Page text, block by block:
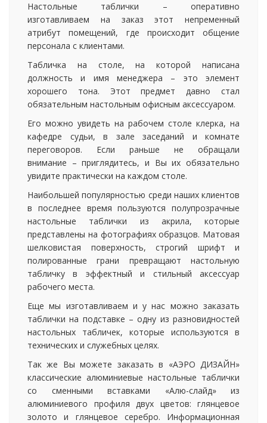
Настольные таблички – оперативно
изготавливаем на заказ этот непременный
атрибут помещений, где происходит общение
персонала с клиентами.
Табличка на столе, на которой написана
должность и имя менеджера – это элемент
хорошего тона. Этот предмет давно стал
обязательным настольным офисным аксессуаром.
Его можно увидеть на рабочем столе клерка, на
кафедре судьи, в зале заседаний и комнате
переговоров. Если раньше не обращали
внимание – приглядитесь, и Вы их обязательно
увидите практически на каждом столе.
Наибольшей популярностью среди наших клиентов
в последнее время пользуются полупрозрачные
настольные таблички из акрила, которые
представлены на фотографиях образцов. Матовая
шелковистая поверхность, строгий шрифт и
полированные грани превращают настольную
табличку в эффектный и стильный аксессуар
рабочего места.
Еще мы изготавливаем и у нас можно заказать
таблички на подставке – одну из разновидностей
настольных табличек, которые используются в
технических и служебных целях.
Так же Вы можете заказать в «АЭРО ДИЗАЙН»
классические алюминиевые настольные таблички
со сменными вставками «Алю-слайд» из
алюминиевого профиля двух цветов: глянцевое
золото и глянцевое серебро. Информационная